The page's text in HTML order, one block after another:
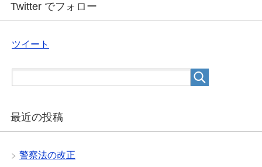
Twitter でフォロー
ツイート
最近の投稿
警察法の改正